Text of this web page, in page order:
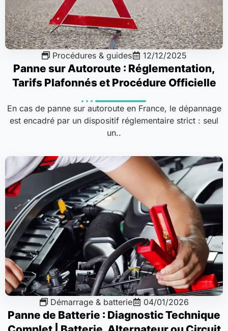
Procédures & guides 12/12/2025
Panne sur Autoroute : Réglementation,
Tarifs Plafonnés et Procédure Officielle
En cas de panne sur autoroute en France, le dépannage
est encadré par un dispositif réglementaire strict : seul
un..
Démarrage & batterie 04/01/2026
Panne de Batterie : Diagnostic Technique